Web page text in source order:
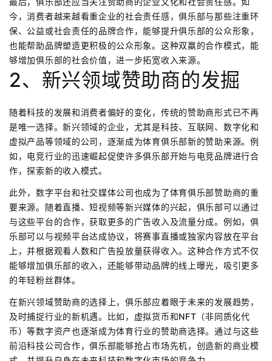
今，消费者越来越看重企业的社会责任感，俱乐部与那些注重环
保、公益或社会责任的品牌合作，能够提升俱乐部的公众形象，
也能帮助品牌塑造更积极的公众形象。这种双赢的合作模式，能
够增加俱乐部的社会价值，进一步拓宽收入来源。
2、新兴领域赞助商的发掘
随着科技的发展和消费者偏好的变化，传统的赞助商形式已不再
是唯一选择。新兴领域的企业，尤其是科技、互联网、数字化和
虚拟产品等领域的公司，逐渐成为体育俱乐部新的赞助来源。例
如，电竞行业的迅速崛起促使许多俱乐部开始与电竞品牌进行合
作，探索新的收入模式。
此外，数字平台和社交媒体公司也成为了体育俱乐部赞助商的重
要来源。随着直播、短视频等新兴媒体的兴起，俱乐部可以通过
与这些平台的合作，获取更多的广告收入及流量分成。例如，俱
乐部可以与视频平台达成协议，将赛事直播或独家内容放在平台
上，并根据观看人数和广告投放量获得收入。这种合作方式不仅
能够增加俱乐部的收入，还能够带动品牌的线上曝光，吸引更多
的年轻粉丝群体。
在新兴领域赞助商的选择上，俱乐部应着眼于未来的发展趋势，
及时捕捉行业的新机遇。比如，虚拟货币和NFT（非同质化代
币）等数字资产也逐渐成为体育行业的赞助商选择。通过与这些
前沿科技公司合作，俱乐部能够抢占市场先机，创造新的商业模